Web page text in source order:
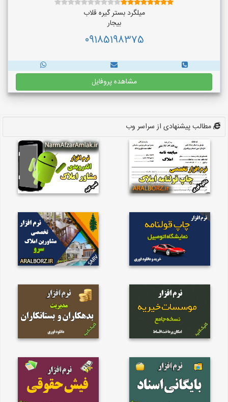
میلگرد بستر گیره قلاب
بیجار
09185198375
مشاهده پروفایل
مطالب پیشنهادی از سراسر وب